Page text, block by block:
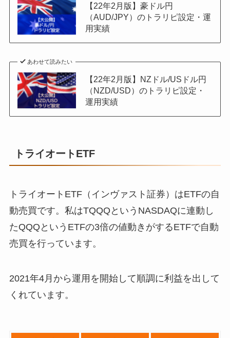
【22年2月版】豪ドル円
（AUD/JPY）のトラリピ設定・運
用実績
あわせて読みたい
【22年2月版】NZドル/USドル円
（NZD/USD）のトラリピ設定・
運用実績
トライオートETF
トライオートETF（インヴァスト証券）はETFの自
動売買です。私はTQQQというNASDAQに連動し
たQQQというETFの3倍の値動きがするETFで自動
売買を行っています。
2021年4月から運用を開始して順調に利益を出して
くれています。